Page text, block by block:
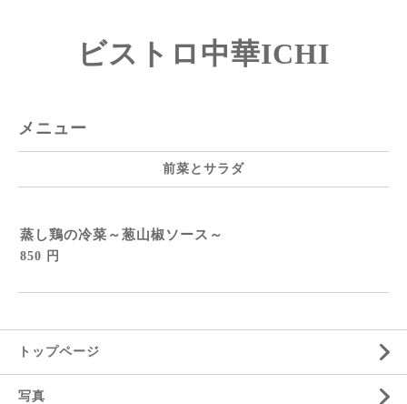
ビストロ中華ICHI
メニュー
前菜とサラダ
蒸し鶏の冷菜～葱山椒ソース～
850 円
トップページ
写真